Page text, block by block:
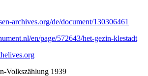
archives.org/de/document/130306461
en/page/572643/het-gezin-klestadt
Volkszählung 1939